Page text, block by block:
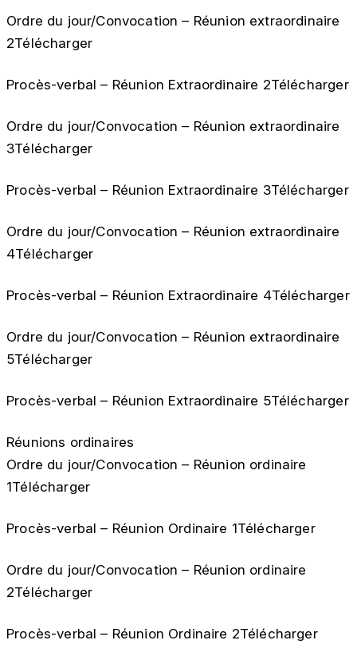
Ordre du jour/Convocation – Réunion extraordinaire
2Télécharger
Procès-verbal – Réunion Extraordinaire 2Télécharger
Ordre du jour/Convocation – Réunion extraordinaire
3Télécharger
Procès-verbal – Réunion Extraordinaire 3Télécharger
Ordre du jour/Convocation – Réunion extraordinaire
4Télécharger
Procès-verbal – Réunion Extraordinaire 4Télécharger
Ordre du jour/Convocation – Réunion extraordinaire
5Télécharger
Procès-verbal – Réunion Extraordinaire 5Télécharger
Réunions ordinaires
Ordre du jour/Convocation – Réunion ordinaire
1Télécharger
Procès-verbal – Réunion Ordinaire 1Télécharger
Ordre du jour/Convocation – Réunion ordinaire
2Télécharger
Procès-verbal – Réunion Ordinaire 2Télécharger